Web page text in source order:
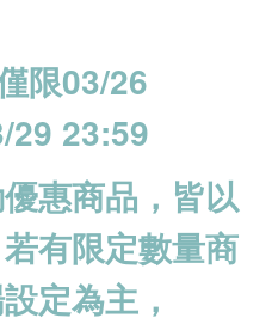
限03/26
29 23:59
惠商品，皆以
有限定數量商
定為主，